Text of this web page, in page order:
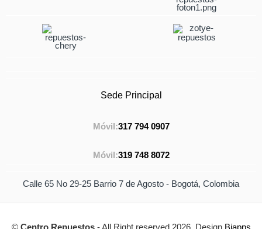
Sede Principal
Móvil:317 794 0907
Móvil:319 748 8072
Calle 65 No 29-25 Barrio 7 de Agosto - Bogotá, Colombia
© Centro Repuestos- All Right reserved 2026. Design Biapps